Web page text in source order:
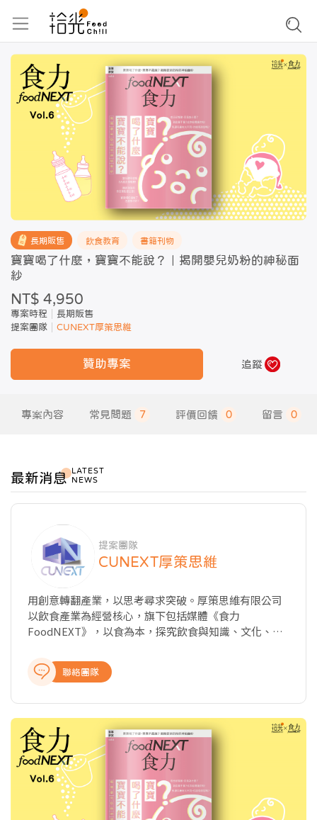
追蹤
長期販售 飲食教育 書籍刊物
寶寶喝了什麼，寶寶不能說？｜揭開嬰兒奶粉的神秘面
紗
NT$ 4,950
專案時程
長期販售
提案團隊
CUNEXT厚策思維
贊助專案
專案內容 常見問題 7 評價回饋 0 留言 0
最新消息LATEST
NEWS
提案團隊
CUNEXT厚策思維
用創意轉翻產業，以思考尋求突破。厚策思維有限公司
以飲食產業為經營核心，旗下包括媒體《食力
FoodNEXT》，以食為本，探究飲食與知識、文化、商
態、飲食美學與文化、科學客觀的知識剖析、深入的報
導與專題製作，提供讀者完整全面的產業報導，讓關注
聯絡團隊